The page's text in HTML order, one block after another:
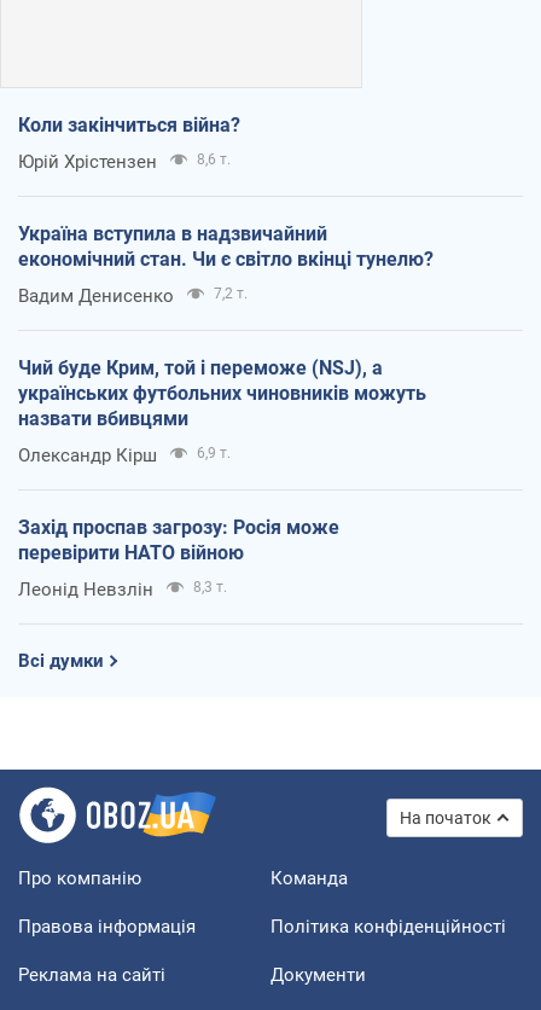
Коли закінчиться війна?
Юрій Хрістензен 8,6 т.
Україна вступила в надзвичайний
економічний стан. Чи є світло вкінці тунелю?
Вадим Денисенко 7,2 т.
Чий буде Крим, той і переможе (NSJ), а
українських футбольних чиновників можуть
назвати вбивцями
Олександр Кірш 6,9 т.
Захід проспав загрозу: Росія може
перевірити НАТО війною
Леонід Невзлін 8,3 т.
Всі думки
На початок
Про компанію Команда
Правова інформація Політика конфіденційності
Реклама на сайті Документи